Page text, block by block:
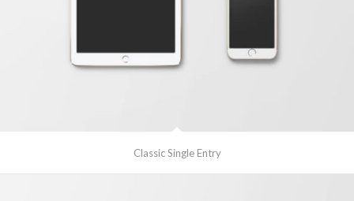
Classic Single Entry